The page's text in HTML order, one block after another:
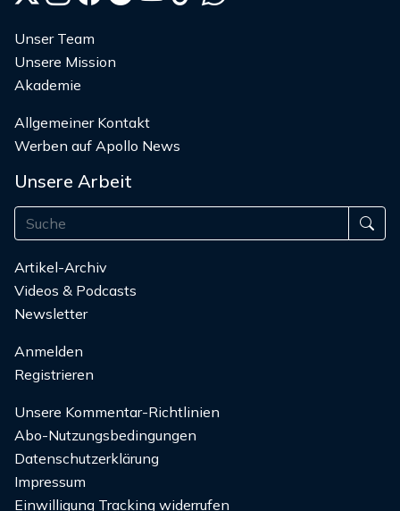
Unser Team
Unsere Mission
Akademie
Allgemeiner Kontakt
Werben auf Apollo News
Unsere Arbeit
Artikel-Archiv
Videos & Podcasts
Newsletter
Anmelden
Registrieren
Unsere Kommentar-Richtlinien
Abo-Nutzungsbedingungen
Datenschutzerklärung
Impressum
Einwilligung Tracking widerrufen